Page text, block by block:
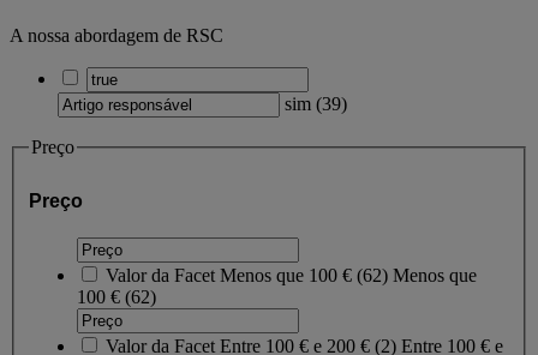
A nossa abordagem de RSC
sim (39)
Preço
Preço
Valor da Facet Menos que 100 € (62) Menos que
100 € (62)
Valor da Facet Entre 100 € e 200 € (2) Entre 100 € e